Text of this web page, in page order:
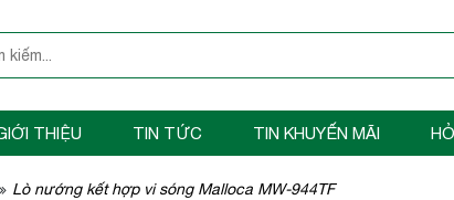
THIỆU TIN TỨC TIN KHUYẾN MÃI
Lò nướng kết hợp vi sóng Malloca MW-944TF